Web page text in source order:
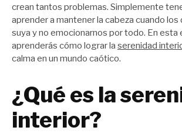
crean tantos problemas. Simplemente
aprender a mantener la cabeza cuando los
suya y no emocionarnos por todo. En esta
aprenderás cómo lograr la serenidad
calma en un mundo caótico.
¿Qué es la
interior?